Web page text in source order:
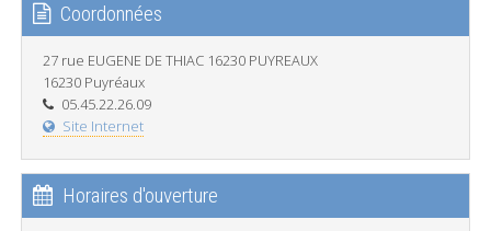
Coordonnées
27 rue EUGENE DE THIAC 16230 PUYREAUX
16230 Puyréaux
05.45.22.26.09
Site Internet
Horaires d'ouverture